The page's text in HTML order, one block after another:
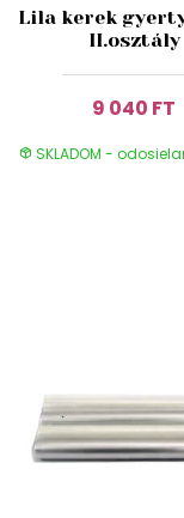
Lila kerek
II.osztály
9 040 FT
SKLADOM -